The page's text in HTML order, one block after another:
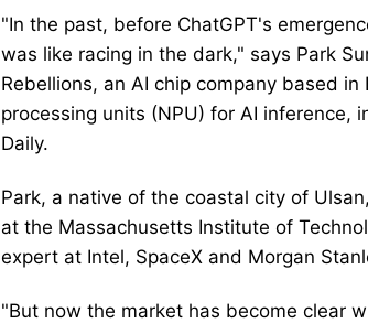
"In the past, before ChatGPT's
was like racing in the dark," says Park
Rebellions, an AI chip company based
processing units (NPU) for AI inference,
Daily.
Park, a native of the coastal city of
at the Massachusetts Institute of
expert at Intel, SpaceX and Morgan
"But now the market has become clear